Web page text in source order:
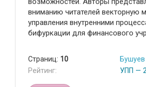
вниманию читателей векторную
управления внутренними
бифуркации для финансового
Страниц: 10
Рейтинг:
УПП —